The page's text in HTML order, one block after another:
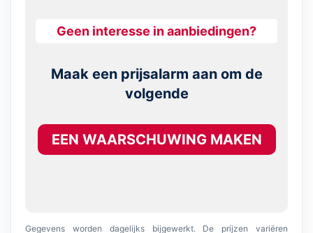
Geen interesse in aanbiedingen?
Maak een prijsalarm aan om de
volgende
EEN WAARSCHUWING MAKEN
Gegevens worden dagelijks bijgewerkt. De prijzen variëren